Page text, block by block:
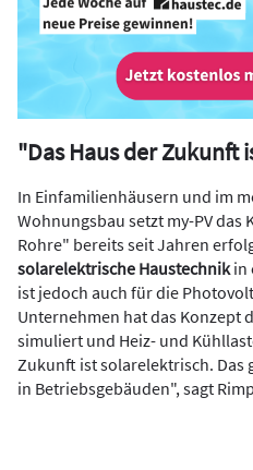
"Das Haus der
In Einfamilienhäusern und im
Wohnungsbau setzt my-PV das
Rohre" bereits seit Jahren
solarelektrische Haustechnikin
ist jedoch auch für die
Unternehmen hat das Konzept
simuliert und Heiz- und
Zukunft ist solarelektrisch. Das
in Betriebsgebäuden", sagt